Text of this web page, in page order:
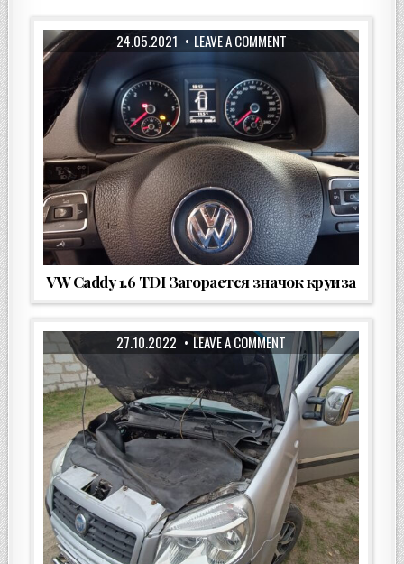
24.05.2021 LEAVE A COMMENT
VW Caddy 1.6 TDI Загорается значок круиза
27.10.2022 LEAVE A COMMENT